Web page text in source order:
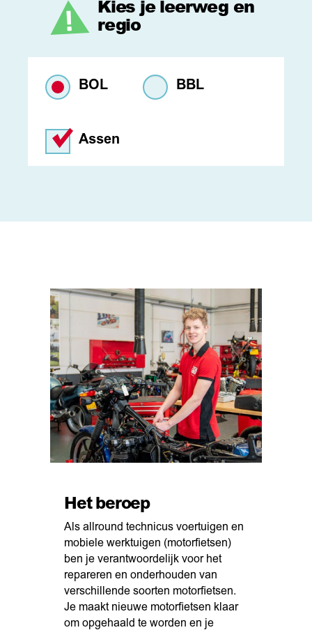
Kies je leerweg en
regio
BOL BBL
Assen
Het beroep
Als allround technicus voertuigen en
mobiele werktuigen (motorfietsen)
ben je verantwoordelijk voor het
repareren en onderhouden van
verschillende soorten motorfietsen.
Je maakt nieuwe motorfietsen klaar
om opgehaald te worden en je